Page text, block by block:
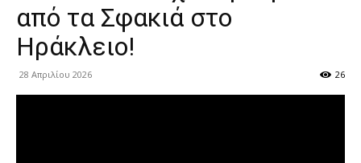
από τα Σφακιά στο
Ηράκλειο!
28 Απριλίου 2026 26